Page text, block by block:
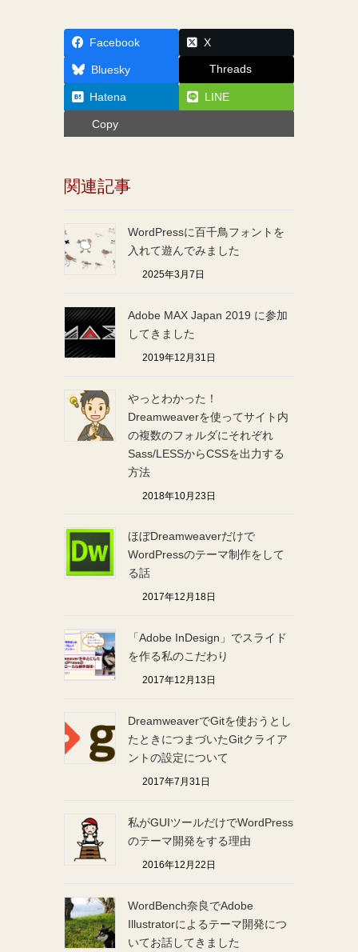
Facebook X
Bluesky Threads
Hatena LINE
Copy
関連記事
WordPressに百千鳥フォントを
入れて遊んでみました
2025年3月7日
Adobe MAX Japan 2019 に参加
してきました
2019年12月31日
やっとわかった！
Dreamweaverを使ってサイト内
の複数のフォルダにそれぞれ
Sass/LESSからCSSを出力する
方法
2018年10月23日
ほぼDreamweaverだけで
WordPressのテーマ制作をして
る話
2017年12月18日
「Adobe InDesign」でスライド
を作る私のこだわり
2017年12月13日
DreamweaverでGitを使おうとし
たときにつまづいたGitクライア
ントの設定について
2017年7月31日
私がGUIツールだけでWordPress
のテーマ開発をする理由
2016年12月22日
WordBench奈良でAdobe
Illustratorによるテーマ開発につ
いてお話してきました